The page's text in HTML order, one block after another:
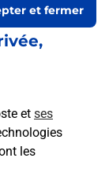
et ses
les
et fermer